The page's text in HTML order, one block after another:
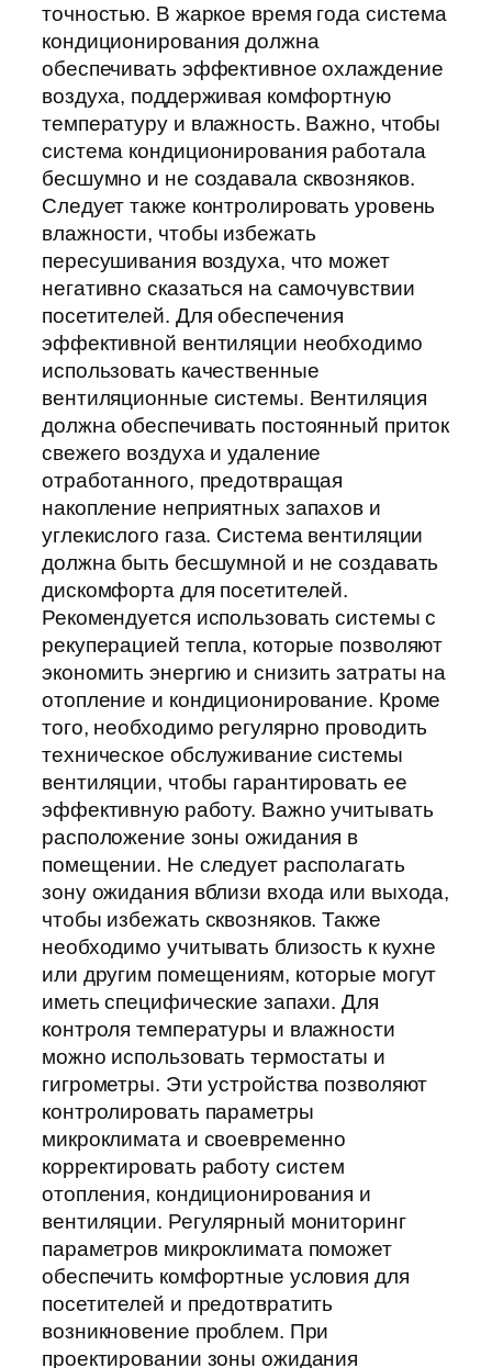
точностью. В жаркое время года система
кондиционирования должна
обеспечивать эффективное охлаждение
воздуха, поддерживая комфортную
температуру и влажность. Важно, чтобы
система кондиционирования работала
бесшумно и не создавала сквозняков.
Следует также контролировать уровень
влажности, чтобы избежать
пересушивания воздуха, что может
негативно сказаться на самочувствии
посетителей. Для обеспечения
эффективной вентиляции необходимо
использовать качественные
вентиляционные системы. Вентиляция
должна обеспечивать постоянный приток
свежего воздуха и удаление
отработанного, предотвращая
накопление неприятных запахов и
углекислого газа. Система вентиляции
должна быть бесшумной и не создавать
дискомфорта для посетителей.
Рекомендуется использовать системы с
рекуперацией тепла, которые позволяют
экономить энергию и снизить затраты на
отопление и кондиционирование. Кроме
того, необходимо регулярно проводить
техническое обслуживание системы
вентиляции, чтобы гарантировать ее
эффективную работу. Важно учитывать
расположение зоны ожидания в
помещении. Не следует располагать
зону ожидания вблизи входа или выхода,
чтобы избежать сквозняков. Также
необходимо учитывать близость к кухне
или другим помещениям, которые могут
иметь специфические запахи. Для
контроля температуры и влажности
можно использовать термостаты и
гигрометры. Эти устройства позволяют
контролировать параметры
микроклимата и своевременно
корректировать работу систем
отопления, кондиционирования и
вентиляции. Регулярный мониторинг
параметров микроклимата поможет
обеспечить комфортные условия для
посетителей и предотвратить
возникновение проблем. При
проектировании зоны ожидания